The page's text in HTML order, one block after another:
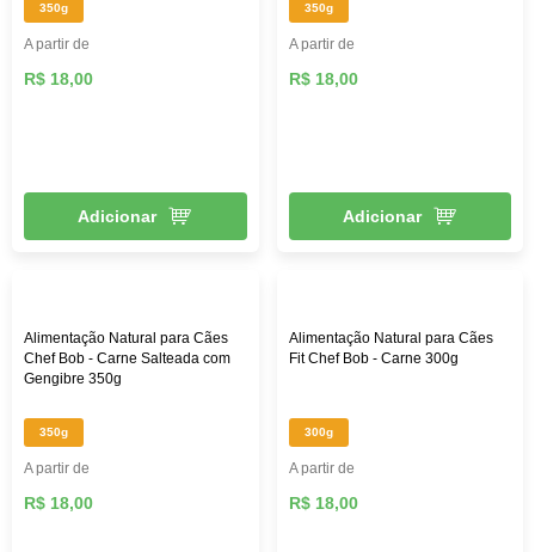
350g
A partir de
R$ 18,00
Adicionar
350g
A partir de
R$ 18,00
Adicionar
Alimentação Natural para Cães
Chef Bob - Carne Salteada com
Gengibre 350g
350g
A partir de
R$ 18,00
Alimentação Natural para Cães
Fit Chef Bob - Carne 300g
300g
A partir de
R$ 18,00